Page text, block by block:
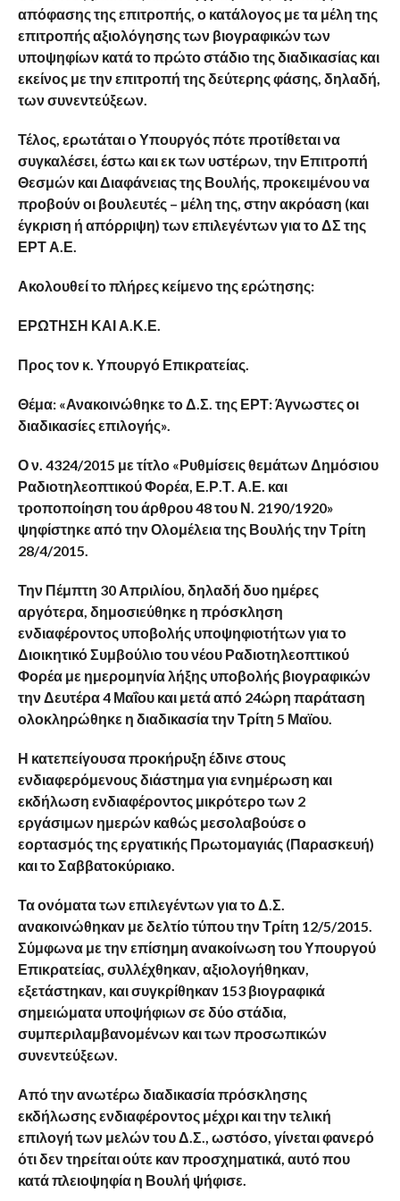
απόφασης της επιτροπής, ο κατάλογος με τα μέλη της
επιτροπής αξιολόγησης των βιογραφικών των
υποψηφίων κατά το πρώτο στάδιο της διαδικασίας και
εκείνος με την επιτροπή της δεύτερης φάσης, δηλαδή,
των συνεντεύξεων.
Τέλος, ερωτάται ο Υπουργός πότε προτίθεται να
συγκαλέσει, έστω και εκ των υστέρων, την Επιτροπή
Θεσμών και Διαφάνειας της Βουλής, προκειμένου να
προβούν οι βουλευτές – μέλη της, στην ακρόαση (και
έγκριση ή απόρριψη) των επιλεγέντων για το ΔΣ της
ΕΡΤ Α.Ε.
Ακολουθεί το πλήρες κείμενο της ερώτησης:
ΕΡΩΤΗΣΗ ΚΑΙ Α.Κ.Ε.
Προς τον κ. Υπουργό Επικρατείας.
Θέμα: «Ανακοινώθηκε το Δ.Σ. της ΕΡΤ: Άγνωστες οι
διαδικασίες επιλογής».
Ο ν. 4324/2015 με τίτλο «Ρυθμίσεις θεμάτων Δημόσιου
Ραδιοτηλεοπτικού Φορέα, Ε.Ρ.Τ. Α.Ε. και
τροποποίηση του άρθρου 48 του Ν. 2190/1920»
ψηφίστηκε από την Ολομέλεια της Βουλής την Τρίτη
28/4/2015.
Την Πέμπτη 30 Απριλίου, δηλαδή δυο ημέρες
αργότερα, δημοσιεύθηκε η πρόσκληση
ενδιαφέροντος υποβολής υποψηφιοτήτων για το
Διοικητικό Συμβούλιο του νέου Ραδιοτηλεοπτικού
Φορέα με ημερομηνία λήξης υποβολής βιογραφικών
την Δευτέρα 4 Μαΐου και μετά από 24ώρη παράταση
ολοκληρώθηκε η διαδικασία την Τρίτη 5 Μαϊου.
Η κατεπείγουσα προκήρυξη έδινε στους
ενδιαφερόμενους διάστημα για ενημέρωση και
εκδήλωση ενδιαφέροντος μικρότερο των 2
εργάσιμων ημερών καθώς μεσολαβούσε ο
εορτασμός της εργατικής Πρωτομαγιάς (Παρασκευή)
και το Σαββατοκύριακο.
Τα ονόματα των επιλεγέντων για το Δ.Σ.
ανακοινώθηκαν με δελτίο τύπου την Τρίτη 12/5/2015.
Σύμφωνα με την επίσημη ανακοίνωση του Υπουργού
Επικρατείας, συλλέχθηκαν, αξιολογήθηκαν,
εξετάστηκαν, και συγκρίθηκαν 153 βιογραφικά
σημειώματα υποψήφιων σε δύο στάδια,
συμπεριλαμβανομένων και των προσωπικών
συνεντεύξεων.
Από την ανωτέρω διαδικασία πρόσκλησης
εκδήλωσης ενδιαφέροντος μέχρι και την τελική
επιλογή των μελών του Δ.Σ., ωστόσο, γίνεται φανερό
ότι δεν τηρείται ούτε καν προσχηματικά, αυτό που
κατά πλειοψηφία η Βουλή ψήφισε.